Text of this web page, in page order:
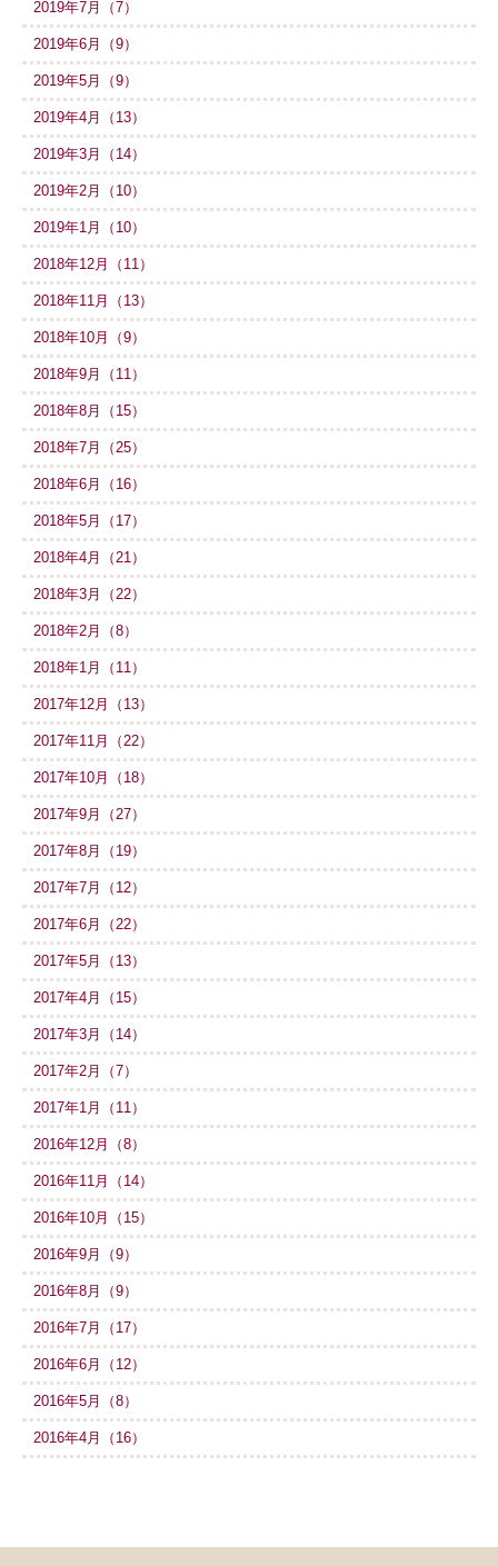
2019年7月（7）
2019年6月（9）
2019年5月（9）
2019年4月（13）
2019年3月（14）
2019年2月（10）
2019年1月（10）
2018年12月（11）
2018年11月（13）
2018年10月（9）
2018年9月（11）
2018年8月（15）
2018年7月（25）
2018年6月（16）
2018年5月（17）
2018年4月（21）
2018年3月（22）
2018年2月（8）
2018年1月（11）
2017年12月（13）
2017年11月（22）
2017年10月（18）
2017年9月（27）
2017年8月（19）
2017年7月（12）
2017年6月（22）
2017年5月（13）
2017年4月（15）
2017年3月（14）
2017年2月（7）
2017年1月（11）
2016年12月（8）
2016年11月（14）
2016年10月（15）
2016年9月（9）
2016年8月（9）
2016年7月（17）
2016年6月（12）
2016年5月（8）
2016年4月（16）